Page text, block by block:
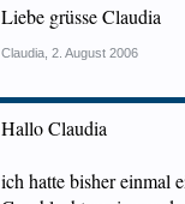
Liebe grüsse Claudia
Claudia 2. August 2006
Hallo Claudia
ich hatte bisher einmal